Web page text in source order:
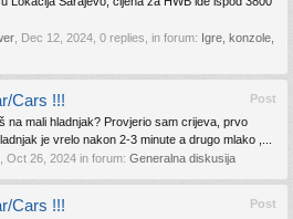
Dec 12, 2024 , 0 replies, in forum: Igre, konzole,
Post
Cars !!!
na mali hladnjak? Provjerio sam crijeva, prvo
je vrelo nakon 2-3 minute a drugo mlako ,...
Oct 26, 2024 in forum: Generalna diskusija
Post
Cars !!!